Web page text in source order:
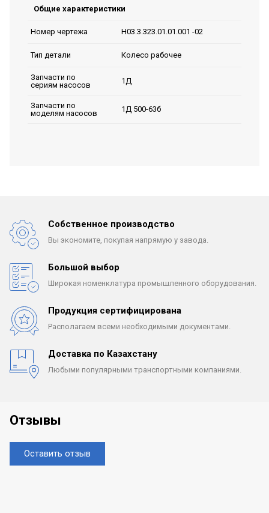
Общие характеристики
Номер чертежа Н03.3.323.01.01.001 -02
Тип детали Колесо рабочее
Запчасти по
сериям насосов
1Д
Запчасти по
моделям насосов
1Д 500-63б
Собственное производство
Вы экономите, покупая напрямую у завода.
Большой выбор
Широкая номенклатура промышленного оборудования.
Продукция сертифицирована
Располагаем всеми необходимыми документами.
Доставка по Казахстану
Любыми популярными транспортными компаниями.
Отзывы
Оставить отзыв